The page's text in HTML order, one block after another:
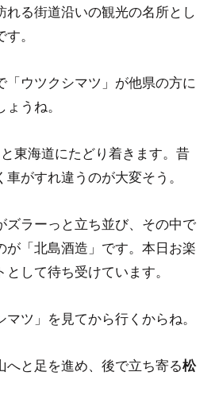
る街道沿いの観光の名所とし
。
「ウツクシマツ」が他県の方に
うね。
東海道にたどり着きます。昔
がすれ違うのが大変そう。
ズラーっと立ち並び、その中で
が「北島酒造」です。本日お楽
して待ち受けています。
ツ」を見てから行くからね。
と足を進め、後で立ち寄る松